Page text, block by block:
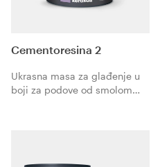
Cementoresina 2
Ukrasna masa za glađenje u
boji za podove od smolom